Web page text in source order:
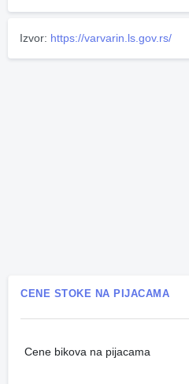
Izvor: https://varvarin.ls.gov.rs/
CENE STOKE NA PIJACAMA
Cene bikova na pijacama